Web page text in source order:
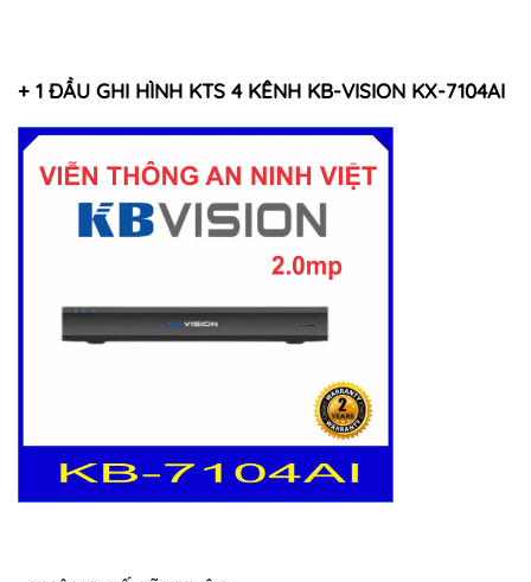
+ 1 ĐẦU GHI HÌNH KTS 4 KÊNH KB-VISION KX-7104AI